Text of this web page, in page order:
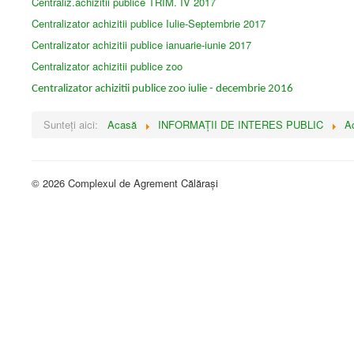
Centralizator achizitii publice Iulie-Septembrie 2017
Centralizator achizitii publice ianuarie-iunie 2017
Centralizator achizitii publice zoo
Centralizator achizitii publice zoo iulie - decembrie 2016
Sunteți aici: Acasă INFORMAŢII DE INTERES PUBLIC
© 2026 Complexul de Agrement Călărași